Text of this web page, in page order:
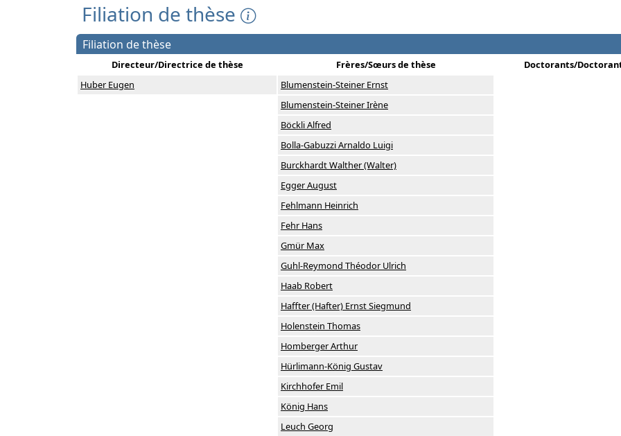
Filiation de thèse
Filiation de thèse
Directeur/Directrice de thèse Frères/Sœurs de thèse
Doctorants/
Huber Eugen
Blumenstein-Steiner Ernst
Blumenstein-Steiner Irène
Böckli Alfred
Bolla-Gabuzzi Arnaldo Luigi
Burckhardt Walther (Walter)
Egger August
Fehlmann Heinrich
Fehr Hans
Gmür Max
Guhl-Reymond Théodor Ulrich
Haab Robert
Haffter (Hafter) Ernst Siegmund
Holenstein Thomas
Homberger Arthur
Hürlimann-König Gustav
Kirchhofer Emil
König Hans
Leuch Georg